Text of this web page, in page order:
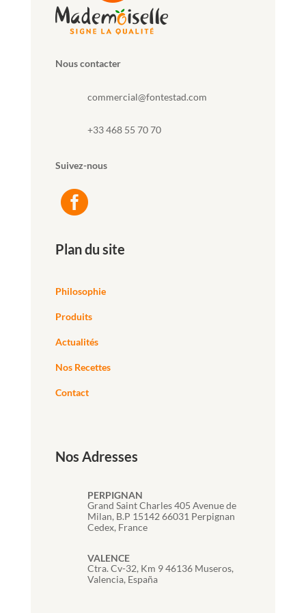
Nous contacter
commercial@fontestad.com
+33 468 55 70 70
Suivez-nous

Plan du site
Philosophie
Produits
Actualités
Nos Recettes
Contact
Nos Adresses
PERPIGNAN
Grand Saint Charles 405 Avenue de
Milan, B.P 15142 66031 Perpignan
Cedex, France
VALENCE
Ctra. Cv-32, Km 9 46136 Museros,
Valencia, España